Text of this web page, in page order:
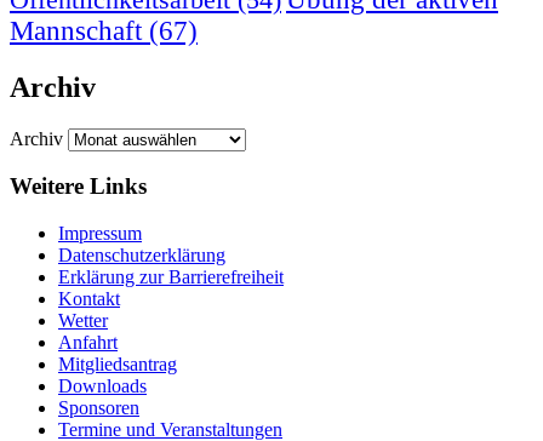
Mannschaft (67)
Archiv
Archiv
Weitere Links
Impressum
Datenschutzerklärung
Erklärung zur Barriere­frei­heit
Kontakt
Wetter
Anfahrt
Mitgliedsantrag
Downloads
Sponsoren
Termine und Veranstaltungen